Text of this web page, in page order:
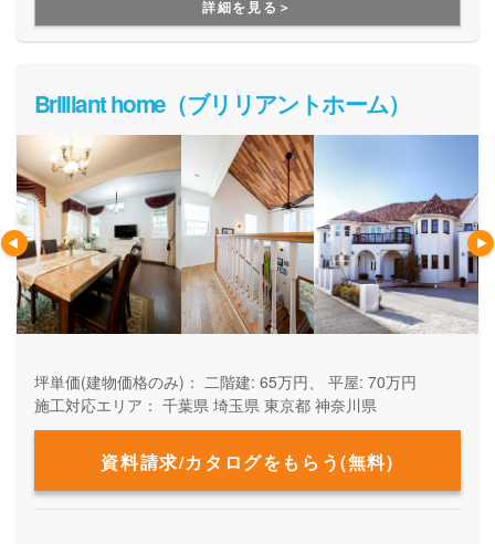
ご家族の暮らしに合った使いやすい動線や収納にもこだわっ
た、女性目線でも嬉しい家づくりです。
詳細を見る＞
Brilliant home（ブリリアントホーム）
坪単価(建物価格のみ)： 二階建: 65万円、 平屋: 70万円
施工対応エリア： 千葉県 埼玉県 東京都 神奈川県
資料請求/カタログをもらう(無料)